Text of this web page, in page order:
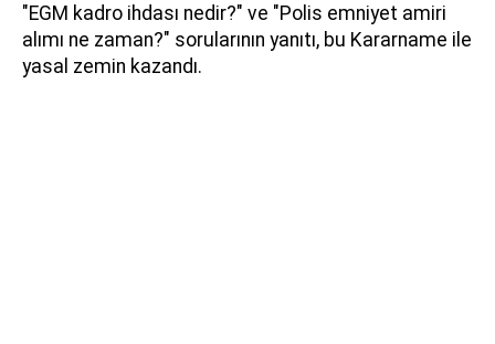
"EGM kadro ihdası nedir?" ve "Polis emniyet amiri
alımı ne zaman?" sorularının yanıtı, bu Kararname ile
yasal zemin kazandı.